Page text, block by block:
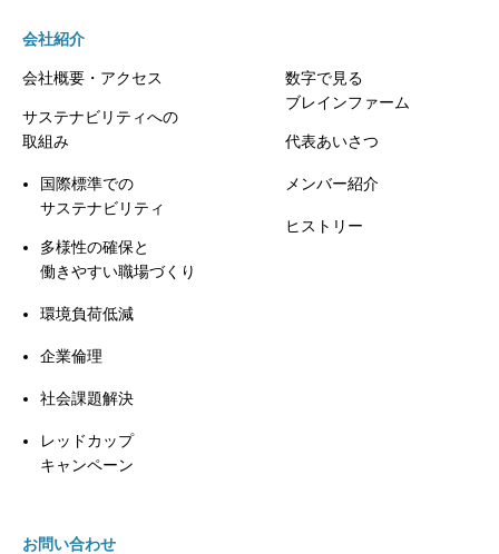
会社紹介
会社概要・アクセス
サステナビリティへの
取組み
国際標準での
サステナビリティ
多様性の確保と
働きやすい職場づくり
環境負荷低減
企業倫理
社会課題解決
レッドカップ
キャンペーン
数字で見る
ブレインファーム
代表あいさつ
メンバー紹介
ヒストリー
お問い合わせ